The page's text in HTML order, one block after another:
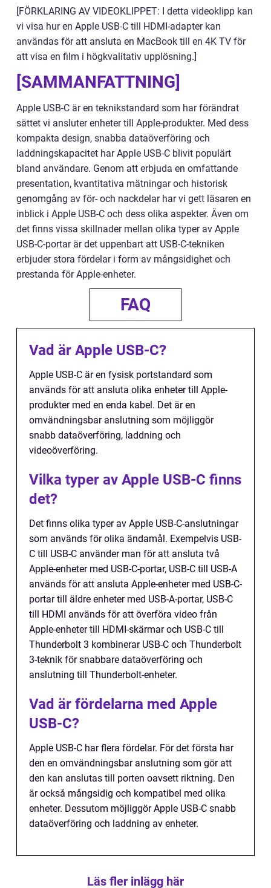
[FÖRKLARING AV VIDEOKLIPPET: I detta videoklipp kan
vi visa hur en Apple USB-C till HDMI-adapter kan
användas för att ansluta en MacBook till en 4K TV för
att visa en film i högkvalitativ upplösning.]
[SAMMANFATTNING]
Apple USB-C är en teknikstandard som har förändrat
sättet vi ansluter enheter till Apple-produkter. Med dess
kompakta design, snabba dataöverföring och
laddningskapacitet har Apple USB-C blivit populärt
bland användare. Genom att erbjuda en omfattande
presentation, kvantitativa mätningar och historisk
genomgång av för- och nackdelar har vi gett läsaren en
inblick i Apple USB-C och dess olika aspekter. Även om
det finns vissa skillnader mellan olika typer av Apple
USB-C-portar är det uppenbart att USB-C-tekniken
erbjuder stora fördelar i form av mångsidighet och
prestanda för Apple-enheter.
FAQ
Vad är Apple USB-C?
Apple USB-C är en fysisk portstandard som
används för att ansluta olika enheter till Apple-
produkter med en enda kabel. Det är en
omvändningsbar anslutning som möjliggör
snabb dataöverföring, laddning och
videoöverföring.
Vilka typer av Apple USB-C finns
det?
Det finns olika typer av Apple USB-C-anslutningar
som används för olika ändamål. Exempelvis USB-
C till USB-C använder man för att ansluta två
Apple-enheter med USB-C-portar, USB-C till USB-A
används för att ansluta Apple-enheter med USB-C-
portar till äldre enheter med USB-A-portar, USB-C
till HDMI används för att överföra video från
Apple-enheter till HDMI-skärmar och USB-C till
Thunderbolt 3 kombinerar USB-C och Thunderbolt
3-teknik för snabbare dataöverföring och
anslutning till Thunderbolt-enheter.
Vad är fördelarna med Apple
USB-C?
Apple USB-C har flera fördelar. För det första har
den en omvändningsbar anslutning som gör att
den kan anslutas till porten oavsett riktning. Den
är också mångsidig och kompatibel med olika
enheter. Dessutom möjliggör Apple USB-C snabb
dataöverföring och laddning av enheter.
Läs fler inlägg här